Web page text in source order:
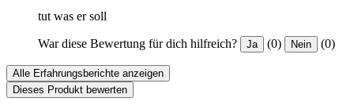
tut was er soll
War diese Bewertung für dich hilfreich? Ja (0) Nein (0)
Alle Erfahrungsberichte anzeigen
Dieses Produkt bewerten